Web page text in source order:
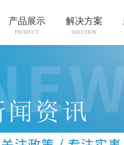
产品展示
PRODUCT
解决方案
SOLUTION